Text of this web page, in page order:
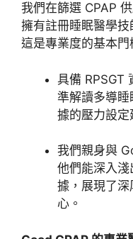
我們在篩選 CPAP
擁有註冊睡眠醫學技
這是專業度的基本門
具備 RPSGT
準解讀多導
據的壓力設定
我們親身與
他們能深入
據，展現了
心。